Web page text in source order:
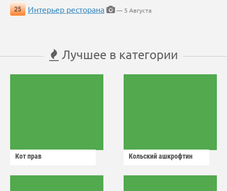
25
Интерьер ресторана — 5 Августа
Лучшее в категории
Кот прав Кольский ашкрофтин